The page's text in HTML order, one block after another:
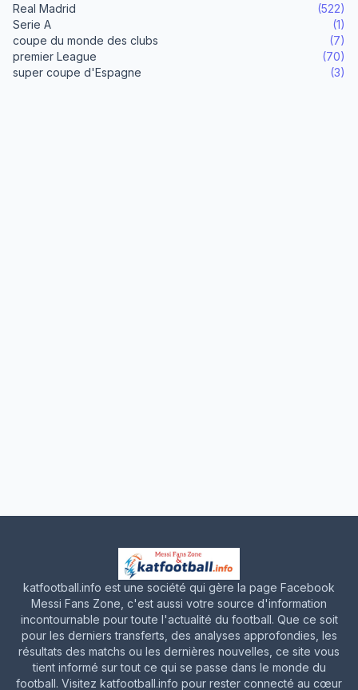
Real Madrid
(522)
Serie A
(1)
coupe du monde des clubs
(7)
premier League
(70)
super coupe d'Espagne
(3)
katfootball.info est une société qui gère la page Facebook
Messi Fans Zone, c'est aussi votre source d'information
incontournable pour toute l'actualité du football. Que ce soit
pour les derniers transferts, des analyses approfondies, les
résultats des matchs ou les dernières nouvelles, ce site vous
tient informé sur tout ce qui se passe dans le monde du
football. Visitez katfootball.info pour rester connecté au cœur